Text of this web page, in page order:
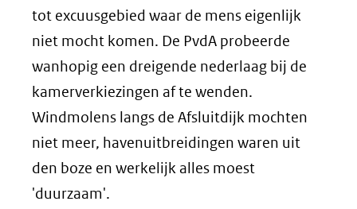
tot excuusgebied waar de mens eigenlijk
niet mocht komen. De PvdA probeerde
wanhopig een dreigende nederlaag bij de
kamerverkiezingen af te wenden.
Windmolens langs de Afsluitdijk mochten
niet meer, havenuitbreidingen waren uit
den boze en werkelijk alles moest
'duurzaam'.